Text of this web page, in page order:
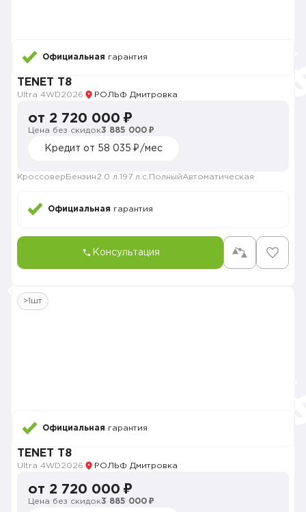
Официальная гарантия
TENET T8
Ultra 4WD2026 РОЛЬФ Дмитровка
от 2 720 000 ₽
Цена без скидок3 885 000 ₽
Кредит от 58 035 ₽/мес
Кроссовер Бензин2.0 л. 197 л.с. ПолныйАвтоматическая
Официальная гарантия
Консультация
>1шт
Официальная гарантия
TENET T8
Ultra 4WD2026 РОЛЬФ Дмитровка
от 2 720 000 ₽
Цена без скидок3 885 000 ₽